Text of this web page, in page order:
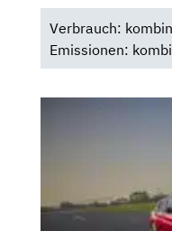
Verbrauch:
Emissionen: